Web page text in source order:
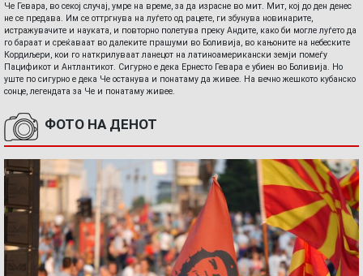
Че Гевара, во секој случај, умре на време, за да израсне во мит. Мит, кој до ден денес
не се предава. Им се оттргнува на луѓето од рацете, ги збунува новинарите,
истражувачите и науката, и повторно полетува преку Андите, како би могле луѓето да
го бараат и среќаваат во далеките прашуми во Боливија, во кањоните на небеските
Кордиљери, кои го наткрилуваат ланецот на латиноамерикански земји помеѓу
Пацификот и Антлантикот. Сигурно е дека Ернесто Гевара е убиен во Боливија. Но
уште по сигурно е дека Че останува и понатаму да живее. На вечно жешкото кубанско
сонце, легендата за Че и понатаму живее.
ФОТО НА ДЕНОТ